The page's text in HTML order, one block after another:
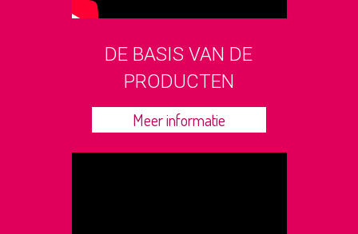
DE BASIS VAN DE
PRODUCTEN
Meer informatie